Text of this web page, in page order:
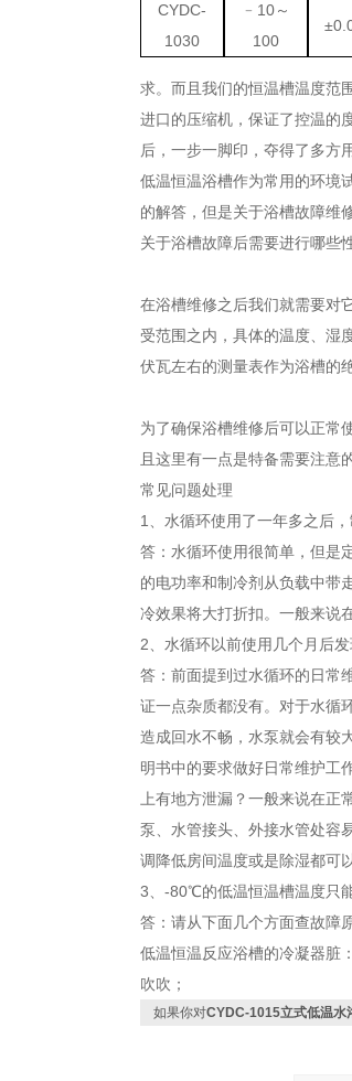
CYDC-
1030
﹣ 10～
100
求。而且我们的恒温槽温度范
进口的压缩机，保证了控温的
后，一步一脚印，夺得了多方
低温恒温浴槽作为常用的环境
的解答，但是关于浴槽故障维
关于浴槽故障后需要进行哪些
在浴槽维修之后我们就需要对
受范围之内，具体的温度、湿
伏瓦左右的测量表作为浴槽的
为了确保浴槽维修后可以正常
且这里有一点是特备需要注意
常见问题处理
1、水循环使用了一年多之后
答：水循环使用很简单，但是
的电功率和制冷剂从负载中带
冷效果将大打折扣。一般来说
2、水循环以前使用几个月后
答：前面提到过水循环的日常
证一点杂质都没有。对于水循
造成回水不畅，水泵就会有较
明书中的要求做好日常维护工
上有地方泄漏？一般来说在
泵、水管接头、外接水管处容
调降低房间温度或是除湿都可
3、-80℃的低温恒温槽温度只
答：请从下面几个方面查故障
低温恒温反应浴槽的冷凝器脏
吹吹；
如果你对CYDC-1015立式低温水